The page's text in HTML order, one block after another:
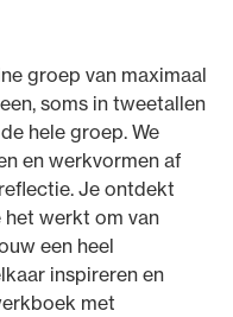
groep van maximaal
soms in tweetallen
hele groep. We
en werkvormen af
Je ontdekt
het werkt om van
een heel
inspireren en
met